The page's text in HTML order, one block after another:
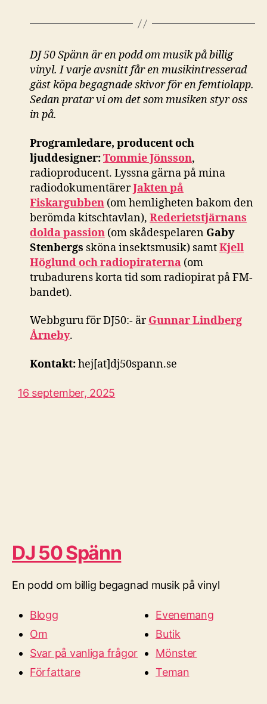
DJ 50 Spänn är en podd om musik på billig
vinyl. I varje avsnitt får en musikintresserad
gäst köpa begagnade skivor för en femtiolapp.
Sedan pratar vi om det som musiken styr oss
in på.
Programledare, producent och
ljuddesigner:Tommie Jönsson,
radioproducent. Lyssna gärna på mina
radiodokumentärerJakten på
Fiskargubben (om hemligheten bakom den
berömda kitschtavlan), Rederietstjärnans
dolda passion (om skådespelaren Gaby
Stenbergs sköna insektsmusik) samtKjell
Höglund och radiopiraterna (om
trubadurens korta tid som radiopirat på FM-
bandet).
Webbguru för DJ50:- ärGunnar Lindberg
Årneby.
Kontakt:hej[at]dj50spann.se
16 september, 2025
DJ 50 Spänn
En podd om billig begagnad musik på vinyl
Blogg
Om
Svar på vanliga frågor
Författare
Evenemang
Butik
Mönster
Teman